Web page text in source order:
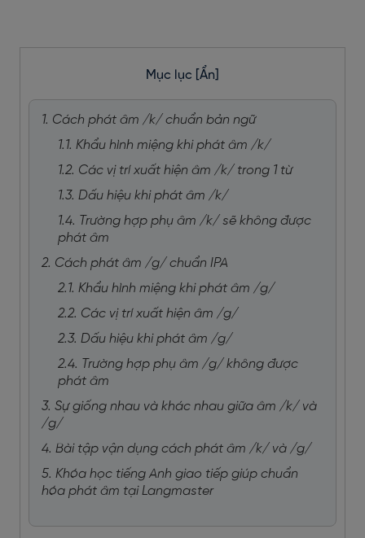
Mục lục [Ẩn]
1. Cách phát âm /k/ chuẩn bản ngữ
1.1. Khẩu hình miệng khi phát âm /k/
1.2. Các vị trí xuất hiện âm /k/ trong 1 từ
1.3. Dấu hiệu khi phát âm /k/
1.4. Trường hợp phụ âm /k/ sẽ không được
phát âm
2. Cách phát âm /g/ chuẩn IPA
2.1. Khẩu hình miệng khi phát âm /g/
2.2. Các vị trí xuất hiện âm /g/
2.3. Dấu hiệu khi phát âm /g/
2.4. Trường hợp phụ âm /g/ không được
phát âm
3. Sự giống nhau và khác nhau giữa âm /k/ và
/g/
4. Bài tập vận dụng cách phát âm /k/ và /g/
5. Khóa học tiếng Anh giao tiếp giúp chuẩn
hóa phát âm tại Langmaster